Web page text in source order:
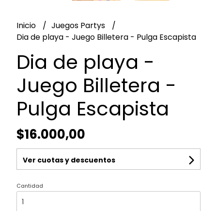
Inicio
Juegos Partys
Dia de playa - Juego Billetera - Pulga Escapista
Dia de playa -
Juego Billetera -
Pulga Escapista
$16.000,00
Ver cuotas y descuentos
Cantidad